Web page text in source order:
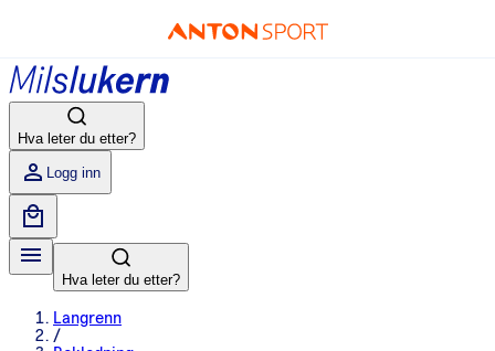
Hva leter du etter?
Logg inn
Hva leter du etter?
Langrenn
/